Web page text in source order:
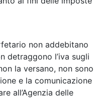
non addebitano
detraggono l’iva sugli
la versano, non sono
e la comunicazione
all’Agenzia delle